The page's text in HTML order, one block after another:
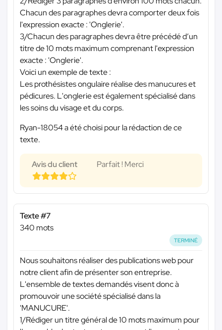
Chacun des paragraphes devra comporter deux fois
l'expression exacte : 'Onglerie'.
3/Chacun des paragraphes devra être précédé d’un
titre de 10 mots maximum comprenant l'expression
exacte : 'Onglerie'.
Voici un exemple de texte :
Les prothésistes ongulaire réalise des manucures et
pédicures. L'onglerie est également spécialisé dans
les soins du visage et du corps.
Ryan-18054 a été choisi pour la rédaction de ce
texte.
Avis du client Parfait ! Merci
Texte #7
340 mots
TERMINÉ
Nous souhaitons réaliser des publications web pour
notre client afin de présenter son entreprise.
L'ensemble de textes demandés visent donc à
promouvoir une société spécialisé dans la
'MANUCURE'.
1/Rédiger un titre général de 10 mots maximum pour